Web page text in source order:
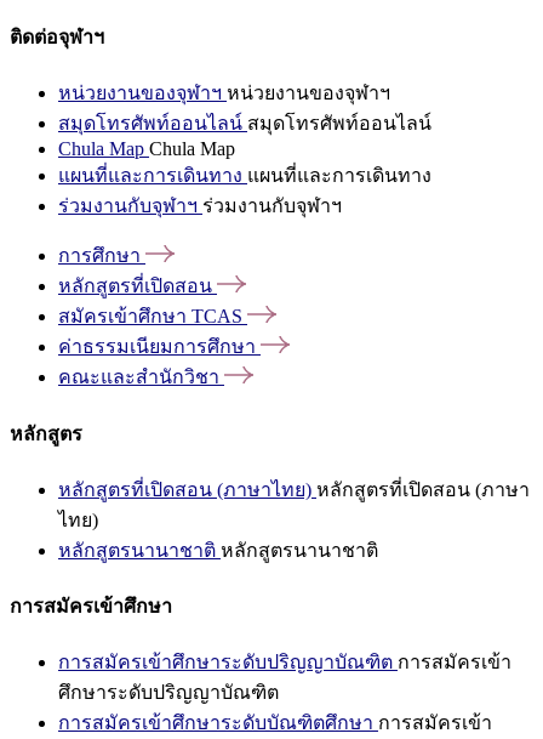
ติดต่อจุฬาฯ
หน่วยงานของจุฬาฯ หน่วยงานของจุฬาฯ
สมุดโทรศัพท์ออนไลน์ สมุดโทรศัพท์ออนไลน์
Chula Map Chula Map
แผนที่และการเดินทาง แผนที่และการเดินทาง
ร่วมงานกับจุฬาฯ ร่วมงานกับจุฬาฯ
การศึกษา
หลักสูตรที่เปิดสอน
สมัครเข้าศึกษา TCAS
ค่าธรรมเนียมการศึกษา
คณะและสำนักวิชา
หลักสูตร
หลักสูตรที่เปิดสอน (ภาษาไทย) หลักสูตรที่เปิดสอน (ภาษา
ไทย)
หลักสูตรนานาชาติ หลักสูตรนานาชาติ
การสมัครเข้าศึกษา
การสมัครเข้าศึกษาระดับปริญญาบัณฑิต การสมัครเข้า
ศึกษาระดับปริญญาบัณฑิต
การสมัครเข้าศึกษาระดับบัณฑิตศึกษา การสมัครเข้า